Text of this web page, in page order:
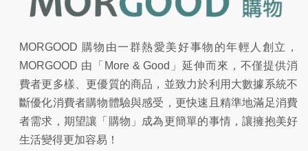
MORGOOD 購物由一群熱愛美好事物的年輕人創立，
MORGOOD 由「More & Good」延伸而來，不僅提供消
費者更多樣、更優質的商品，並致力於利用大數據系統不
斷優化消費者購物體驗與感受，更快速且精準地滿足消費
者需求，期望讓「購物」成為更簡單的事情，讓擁抱美好
生活變得更加容易！